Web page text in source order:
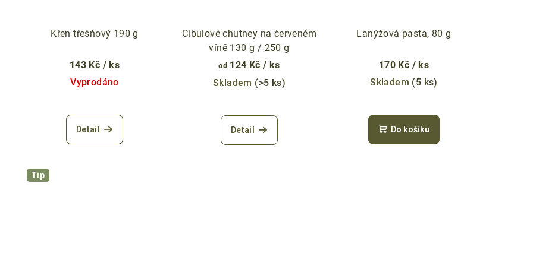
Křen třešňový 190 g
143 Kč / ks
Vyprodáno
Detail
Cibulové chutney na červeném
víně 130 g / 250 g
od124 Kč/ ks
Skladem (>5 ks)
hodnocení
produktu
je
Detail
Lanýžová pasta, 80 g
170 Kč / ks
Skladem (5 ks)
Do košíku
Tip